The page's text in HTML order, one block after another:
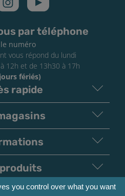
par téléphone
numéro
vous répond du lundi
12h et de 13h30 à 17h
fériés)
rapide
you control over what you want